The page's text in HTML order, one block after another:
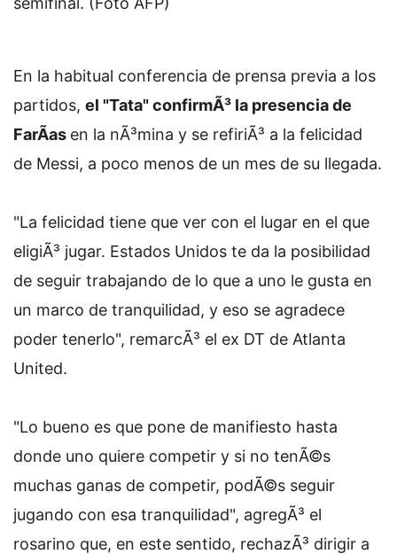
En la habitual conferencia de prensa previa a los
partidos, el "Tata" confirmÃ³ la presencia de
FarÃ­as en la nÃ³mina y se refiriÃ³ a la felicidad
de Messi, a poco menos de un mes de su llegada.
"La felicidad tiene que ver con el lugar en el que
eligiÃ³ jugar. Estados Unidos te da la posibilidad
de seguir trabajando de lo que a uno le gusta en
un marco de tranquilidad, y eso se agradece
poder tenerlo", remarcÃ³ el ex DT de Atlanta
United.
"Lo bueno es que pone de manifiesto hasta
donde uno quiere competir y si no tenÃ©s
muchas ganas de competir, podÃ©s seguir
jugando con esa tranquilidad", agregÃ³ el
rosarino que, en este sentido, rechazÃ³ dirigir a